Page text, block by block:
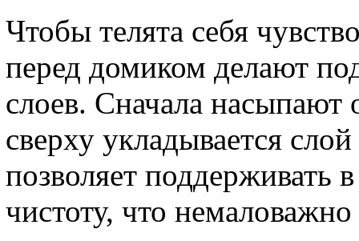
Чтобы телята себя
перед домиком делают
слоев. Сначала насыпают
сверху укладывается
позволяет
чистоту, что